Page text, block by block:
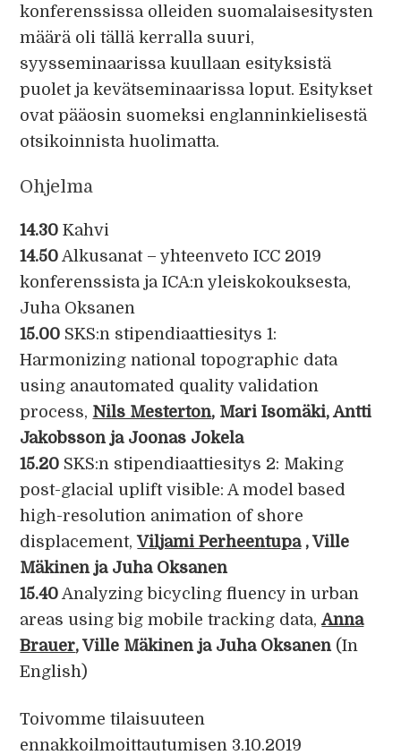
konferenssissa olleiden suomalaisesitysten
määrä oli tällä kerralla suuri,
syysseminaarissa kuullaan esityksistä
puolet ja kevätseminaarissa loput. Esitykset
ovat pääosin suomeksi englanninkielisestä
otsikoinnista huolimatta.
Ohjelma
14.30 Kahvi
14.50 Alkusanat – yhteenveto ICC 2019
konferenssista ja ICA:n yleiskokouksesta,
Juha Oksanen
15.00 SKS:n stipendiaattiesitys 1:
Harmonizing national topographic data
using anautomated quality validation
process, Nils Mesterton, Mari Isomäki, Antti
Jakobsson ja Joonas Jokela
15.20 SKS:n stipendiaattiesitys 2: Making
post-glacial uplift visible: A model based
high-resolution animation of shore
displacement,Viljami Perheentupa, Ville
Mäkinen ja Juha Oksanen
15.40 Analyzing bicycling fluency in urban
areas using big mobile tracking data,Anna
Brauer, Ville Mäkinen ja Juha Oksanen(In
English)
Toivomme tilaisuuteen
ennakkoilmoittautumisen 3.10.2019